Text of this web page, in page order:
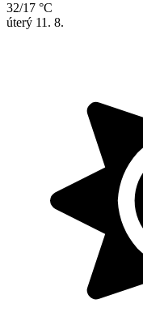
32/17 °C
úterý 11. 8.